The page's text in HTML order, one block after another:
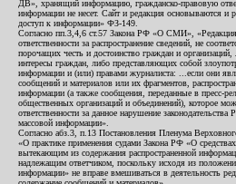
ДВ», хранящий информацию, гражданско-правовую
информации не несет. Сайт и редакция основываются и
доступ к информации» ФЗ-149.
Согласно пп.3,4,6 ст.57 Закона РФ «О СМИ»,
ответственности за распространение сведений, не
порочащих честь и достоинство граждан и
интересы граждан, либо представляющих собой
информации и (или) правами журналиста: ...если они
сообщений и материалов или их фрагментов,
информации (а также сообщения, переданные в пресс-
общественных организаций и объединений), которое
ответственности за данное нарушение законодательства
массовой информации».
Согласно абз.3, п.13 Постановления Пленума
«О практике применения судами Закона РФ «О
вытекающим из содержания распространенной
надлежащим ответчиком, поскольку исходя из
информации» не вправе вмешиваться в деятельность